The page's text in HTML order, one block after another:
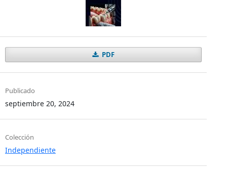
PDF
Publicado
septiembre 20, 2024
Colección
Independiente